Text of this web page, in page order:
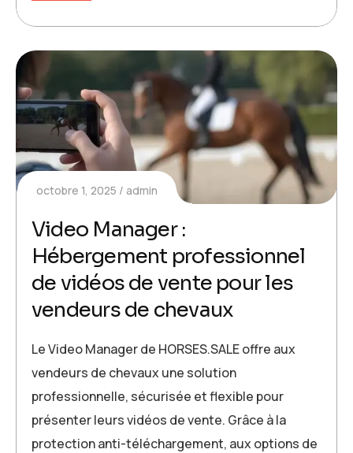
octobre 1, 2025 admin
Video Manager :
Hébergement professionnel
de vidéos de vente pour les
vendeurs de chevaux
Le Video Manager de HORSES.SALE offre aux
vendeurs de chevaux une solution
professionnelle, sécurisée et flexible pour
présenter leurs vidéos de vente. Grâce à la
protection anti-téléchargement, aux options de